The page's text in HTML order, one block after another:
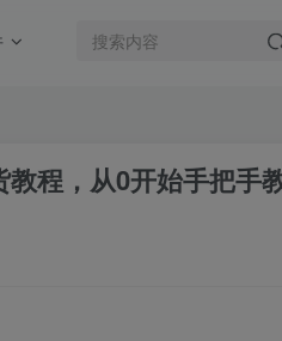
程，从0开始手把手